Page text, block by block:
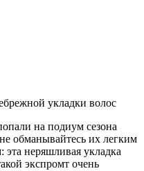
на подиум сезона
обманывайтесь их легким
неряшливая укладка
экспромт очень